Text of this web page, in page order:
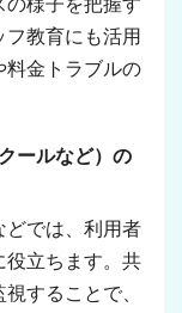
教育にも活用
料金トラブルの
ールなど）の
どでは、利用者
役立ちます。共
することで、